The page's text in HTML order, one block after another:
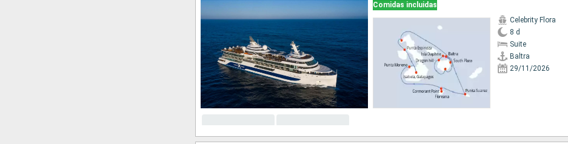
Comidas incluidas
Celebrity Flora
8 d
Suite
Baltra
29/11/2026